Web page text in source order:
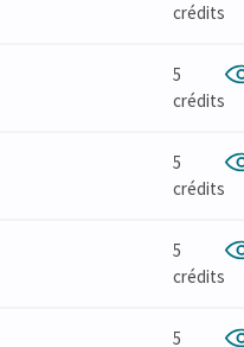
crédits
5
crédits
5
crédits
5
crédits
5